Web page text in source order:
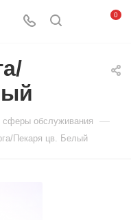
0
обслуживания —
Пекаря цв. Белый